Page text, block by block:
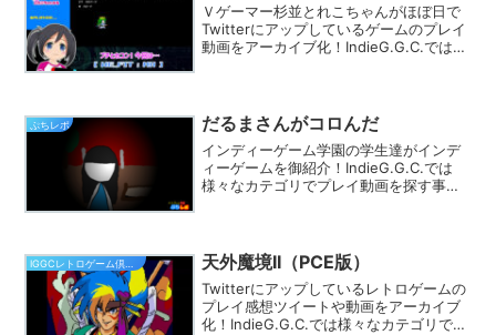
Ｖゲーマー杉並とれこちゃんがほぼ日で
Twitterにアップしているゲームのプレイ
動画をアーカイブ化！IndieG.G.C.では
ぷちレポ だるまさんがコロんだ
インディーゲーム学園の学生達がインデ
ィーゲームを御紹介！IndieG.G.C.では
様々なカテゴリでプレイ動画を探す事が
天外魔境II（PCE版）
Twitterにアップしているレトロゲームの
プレイ感想ツイートや動画をアーカイブ
化！IndieG.G.C.では様々なカテゴリでプ